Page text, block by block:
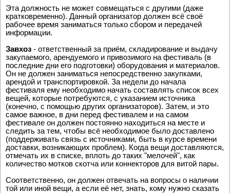
Эта должность не может совмещаться с другими (даже
кратковременно). Данный организатор должен всё своё
рабочее время заниматься только сбором и передачей
Завхоз- ответственный за приём, складирование и выдачу
закупаемого, арендуемого и привозимого на фестиваль (в
последние дни его подготовки) оборудования и материалов.
Он не должен заниматься непосредственно закупками,
арендой и транспортировкой. За недели до начала
фестиваля ему необходимо начать составлять список всех
вещей, которые потребуются, с указанием источника
(конечно, с помощью других организаторов). Затем, и это
самое важное, в дни перед фестивалем и на самом
фестивале он должен постоянно находиться на месте и
следить за тем, чтобы всё необходимое было доставлено
(поддерживать связь с источниками, быть в курсе времени
доставки, возникающих проблем). Когда вещи доставляются,
отмечать их в списке, вплоть до таких "мелочей", как
Соответственно, он должен отвечать на вопросы о наличии